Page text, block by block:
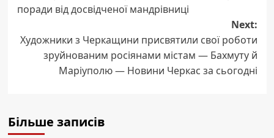
поради від досвідченої мандрівниці
Next:
Художники з Черкащини присвятили свої роботи
зруйнованим росіянами містам — Бахмуту й
Маріуполю — Новини Черкас за сьогодні
Більше записів